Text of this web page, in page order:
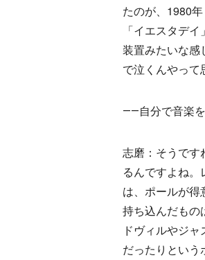
たのが、1980
「イエスタデ
装置みたいな感
で泣くんやって
――自分で音楽
志磨：そうです
るんですよね
は、ポールが
持ち込んだもの
ドヴィルやジ
だったりとい